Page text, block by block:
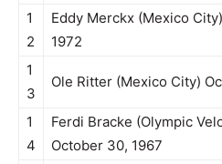
1
2
Eddy Merckx (Mexico
1972
1
3
Ole Ritter (Mexico City)
1
4
Ferdi Bracke (Olympic
October 30, 1967